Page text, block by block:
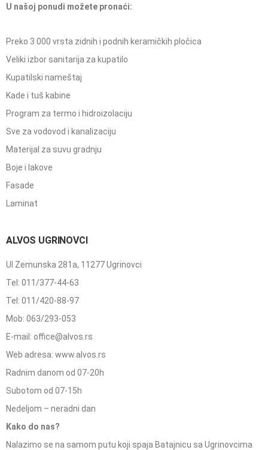
U našoj ponudi možete pronaći:
Preko 3.000 vrsta zidnih i podnih keramičkih pločica
Veliki izbor sanitarija za kupatilo
Kupatilski nameštaj
Kade i tuš kabine
Program za termo i hidroizolaciju
Sve za vodovod i kanalizaciju
Materijal za suvu gradnju
Boje i lakove
Fasade
Laminat
ALVOS UGRINOVCI
Ul Zemunska 281a, 11277 Ugrinovci
Tel: 011/377-44-63
Tel: 011/420-88-97
Mob: 063/293-053
E-mail: office@alvos.rs
Web adresa: www.alvos.rs
Radnim danom od 07-20h
Subotom od 07-15h
Nedeljom – neradni dan
Kako do nas?
Nalazimo se na samom putu koji spaja Batajnicu sa Ugrinovcima